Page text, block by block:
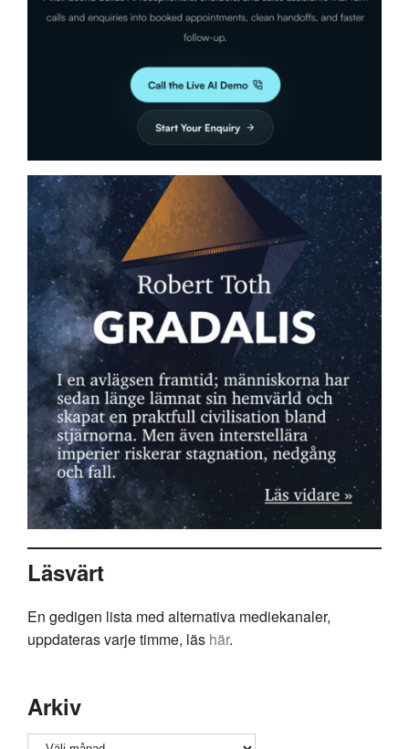
Läsvärt
En gedigen lista med alternativa mediekanaler,
uppdateras varje timme, läs här.
Arkiv
Arkiv